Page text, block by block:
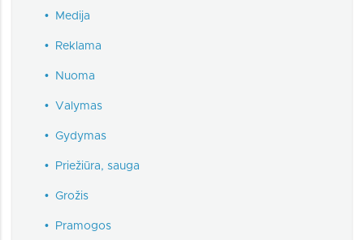
• Medija
• Reklama
• Nuoma
• Valymas
• Gydymas
• Priežiūra, sauga
• Grožis
• Pramogos